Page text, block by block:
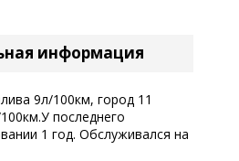
информация
9л/100км, город 11
последнего
1 год. Обслуживался на